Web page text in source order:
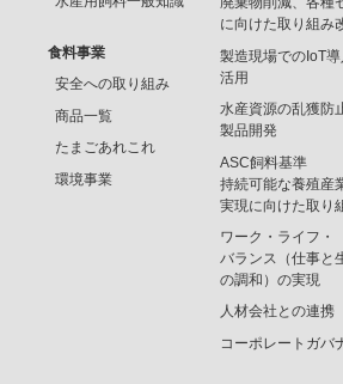
食料事業
安全への取り組み
商品一覧
たまごあれこれ
環境事業
に向けた取り組み
製造現場でのIoT導
活用
水産資源の乱獲防
製品開発
ASC飼料基準
持続可能な養殖産
実現に向けた取り
ワーク・ライフ・
バランス（仕事と
の調和）の実現
人材会社との連携
コーポレートガバ